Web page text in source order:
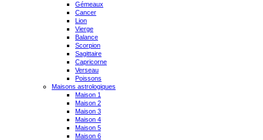
Gémeaux
Cancer
Lion
Vierge
Balance
Scorpion
Sagittaire
Capricorne
Verseau
Poissons
Maisons astrologiques
Maison 1
Maison 2
Maison 3
Maison 4
Maison 5
Maison 6